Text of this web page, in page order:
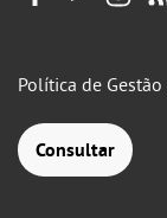
Política de
Consultar